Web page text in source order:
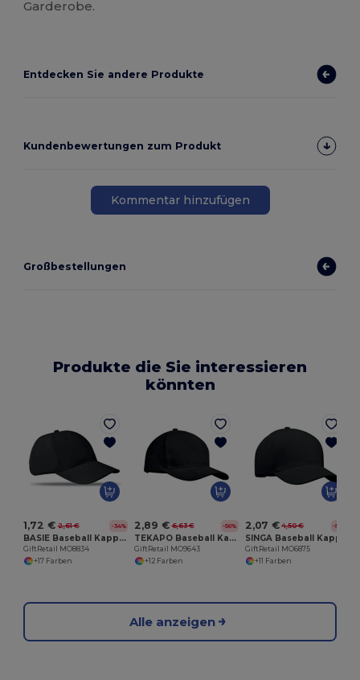
Garderobe.
Entdecken Sie andere Produkte
Kundenbewertungen zum Produkt
Kommentar hinzufügen
Großbestellungen
Produkte die Sie interessieren
könnten
1,72 € 2,61 € -34%
BASIE Baseball Kappe 6 Panels
GiftRetail MO8834
+17 Farben
2,89 € 6,63 € -56%
TEKAPO Baseball Kappe 6 Panels
GiftRetail MO9643
+12 Farben
2,07 € 4,50 € -54%
GiftRetail MO6875
+11 Farben
Alle anzeigen